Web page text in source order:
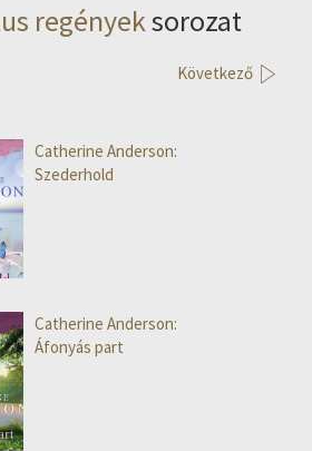
regényeksorozat
Következő
Catherine Anderson:
Szederhold
Catherine Anderson:
Áfonyás part